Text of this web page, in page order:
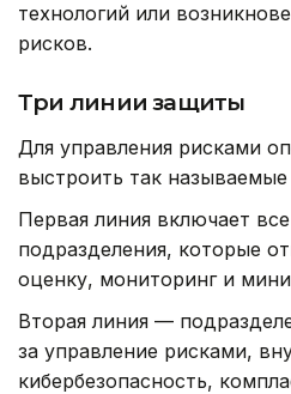
технологий или
рисков.
Три линии защиты
Для управления рисками
выстроить так
Первая линия включает
подразделения, которые
оценку, мониторинг и
Вторая линия —
за управление рисками,
кибербезопасность,